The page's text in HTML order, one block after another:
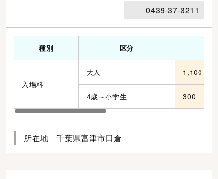
0439-37-3211
種別 区分
入場料
大人 1,100
4歳～小学生 300
所在地 千葉県富津市田倉